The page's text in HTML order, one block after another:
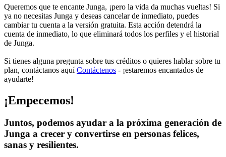
Queremos que te encante Junga, ¡pero la vida da muchas vueltas! Si
ya no necesitas Junga y deseas cancelar de inmediato, puedes
cambiar tu cuenta a la versión gratuita. Esta acción detendrá la
cuenta de inmediato, lo que eliminará todos los perfiles y el historial
de Junga.
Si tienes alguna pregunta sobre tus créditos o quieres hablar sobre tu
plan, contáctanos aquíContáctenos - ¡estaremos encantados de
ayudarte!
¡Empecemos!
Juntos, podemos ayudar a la próxima generación de
Junga a crecer y convertirse en personas felices,
sanas y resilientes.